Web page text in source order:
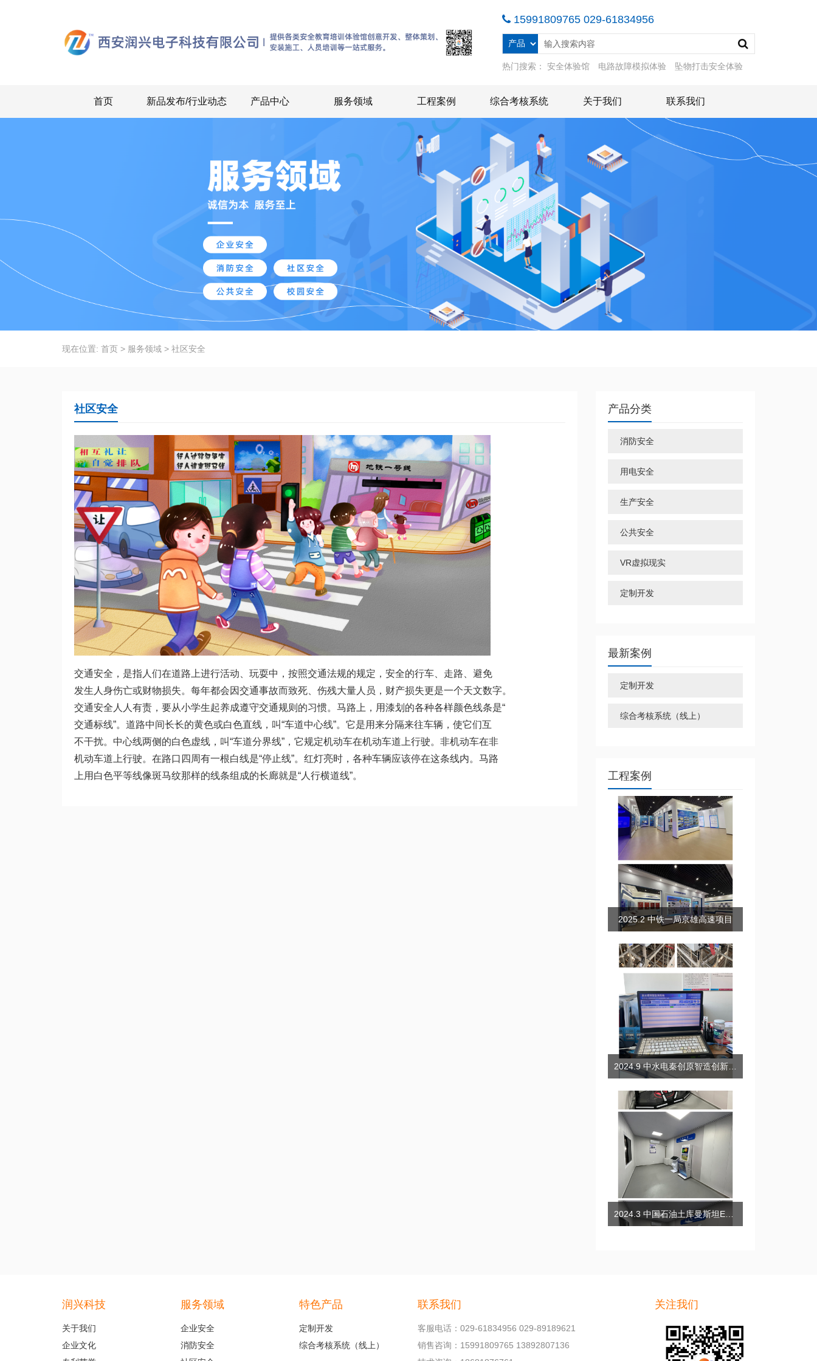
15991809765 029-61834956
热门搜索： 安全体验馆 电路故障模拟体验 坠物打击安全体验
首页 新品发布/行业动态 产品中心 服务领域 工程案例 综合考核系统 关于我们 联系我们
现在位置: 首页 > 服务领域 > 社区安全
社区安全
交通安全，是指人们在道路上进行活动、玩耍中，按照交通法规的规定，安全的行车、走路、避免
发生人身伤亡或财物损失。每年都会因交通事故而致死、伤残大量人员，财产损失更是一个天文数字。
交通安全人人有责，要从小学生起养成遵守交通规则的习惯。马路上，用漆划的各种各样颜色线条是“
交通标线”。道路中间长长的黄色或白色直线，叫“车道中心线”。它是用来分隔来往车辆，使它们互
不干扰。中心线两侧的白色虚线，叫“车道分界线”，它规定机动车在机动车道上行驶。非机动车在非
机动车道上行驶。在路口四周有一根白线是“停止线”。红灯亮时，各种车辆应该停在这条线内。马路
上用白色平等线像斑马纹那样的线条组成的长廊就是“人行横道线”。
产品分类
消防安全
用电安全
生产安全
公共安全
VR虚拟现实
定制开发
最新案例
定制开发
综合考核系统（线上）
工程案例
2025.2 中铁一局京雄高速项目
2024.9 中水电秦创原智造创新产业园高支模智能监测项目
2024.3 中国石油土库曼斯坦EPCC项目安全体验培训小屋
润兴科技
关于我们
企业文化
服务领域
企业安全
消防安全
特色产品
定制开发
综合考核系统（线上）
联系我们
客服电话：029-61834956 029-89189621
销售咨询：15991809765 13892807136
关注我们